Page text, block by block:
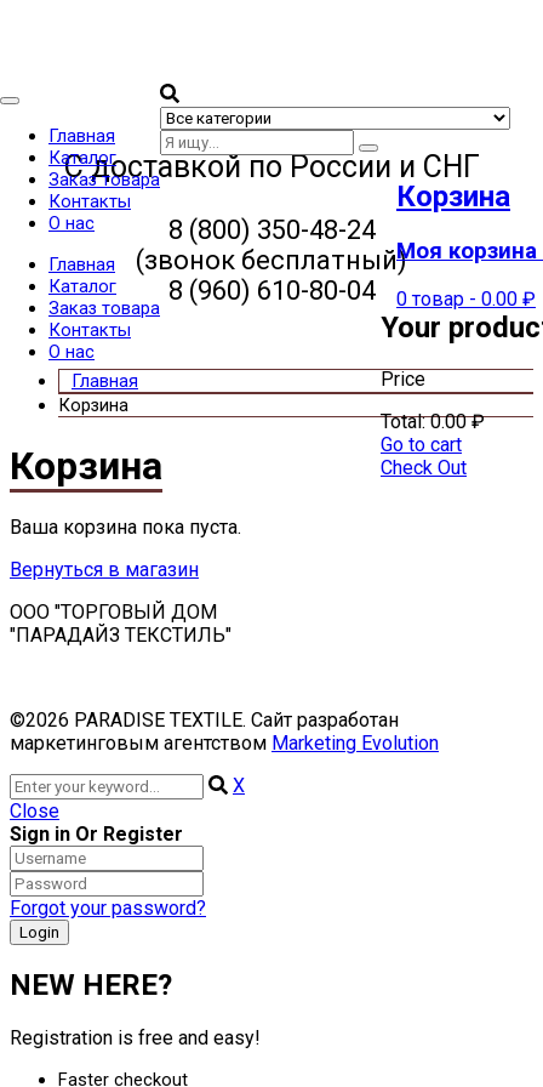
Categories
Главная
Каталог
Заказ товара
Контакты
О нас
Главная
Каталог
Заказ товара
Контакты
О нас
Корзина
Моя корзина
0 товар - 0.00 ₽
Your
Price
Total: 0.00₽
Go to cart
Check Out
С доставкой по России и СНГ
8 (800) 350-48-24
(звонок бесплатный)
8 (960) 610-80-04
Корзина
Корзина
Ваша корзина пока пуста.
Вернуться в магазин
ООО "ТОРГОВЫЙ ДОМ
"ПАРАДАЙЗ ТЕКСТИЛЬ"
©2026 PARADISE TEXTILE. Сайт разработан
маркетинговым агентством Marketing Evolution
X
Close
Sign in Or Register
Forgot your password?
NEW HERE?
Registration is free and easy!
Faster checkout